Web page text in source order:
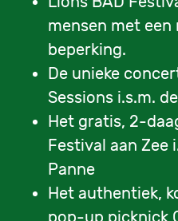
mensen met
beperking.
De unieke
Sessions i.s.m.
Het gratis, 2-
Festival aan Zee
Panne
Het authentiek,